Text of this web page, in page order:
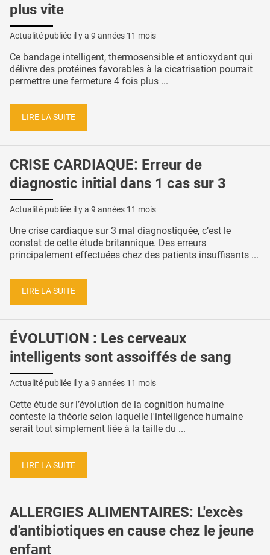
plus vite
Actualité publiée il y a 9 années 11 mois
Ce bandage intelligent, thermosensible et antioxydant qui
délivre des protéines favorables à la cicatrisation pourrait
permettre une fermeture 4 fois plus ...
LIRE LA SUITE
CRISE CARDIAQUE: Erreur de
diagnostic initial dans 1 cas sur 3
Actualité publiée il y a 9 années 11 mois
Une crise cardiaque sur 3 mal diagnostiquée, c’est le
constat de cette étude britannique. Des erreurs
principalement effectuées chez des patients insuffisants ...
LIRE LA SUITE
ÉVOLUTION : Les cerveaux
intelligents sont assoiffés de sang
Actualité publiée il y a 9 années 11 mois
Cette étude sur l’évolution de la cognition humaine
conteste la théorie selon laquelle l'intelligence humaine
serait tout simplement liée à la taille du ...
LIRE LA SUITE
ALLERGIES ALIMENTAIRES: L'excès
d'antibiotiques en cause chez le jeune
enfant